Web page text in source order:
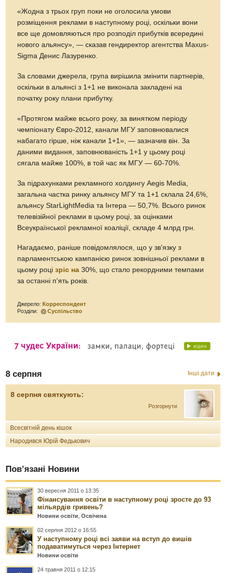
«Жодна з трьох груп поки не оголосила умови
розміщення реклами в наступному році, оскільки вони
все ще домовляються про розподіл прибутків всередині
нового альянсу», — сказав гендиректор агентства Maxus-
Sigma Денис Лазуренко.
За словами джерела, група вирішила змінити партнерів,
оскільки в альянсі з 1+1 не виконала закладені на
початку року плани прибутку.
«Протягом майже всього року, за винятком періоду
чемпіонату Євро-2012, канали МГУ заповнювалися
набагато гірше, ніж канали 1+1», — зазначив він. За
даними видання, заповнюваність 1+1 у цьому році
сягала майже 100%, в той час як МГУ — 60-70%.
За підрахунками рекламного холдингу Aegis Media,
загальна частка ринку альянсу МГУ та 1+1 склала 24,6%,
альянсу StarLightMedia та Інтера — 50,7%. Всього ринок
телевізійної реклами в цьому році, за оцінками
Всеукраїнської рекламної коаліції, складе 4 млрд грн.
Нагадаємо, раніше повідомлялося, що у зв'язку з
парламентською кампанією ринок зовнішньої реклами в
цьому роцізріс на 30%, що стало рекордними темпами
за останні п'ять років.
Джерело: Корреспондент
Розділи:
Суспільство
8 серпня Інші дати
8 серпня святкують:
Розгорнути
Всесвітній день кішок
Народився Юрій Федькович
Пов’язані Новини
30 вересня 2011 о 13:35
Фінансування освіти в наступному році зросте до 93
мільярдів гривень?
Новини освіти ,Освічена
02 серпня 2012 о 16:55
У наступному році всі заяви на вступ до вишів
подаватимуться через Інтернет
Новини освіти
24 травня 2011 о 12:15